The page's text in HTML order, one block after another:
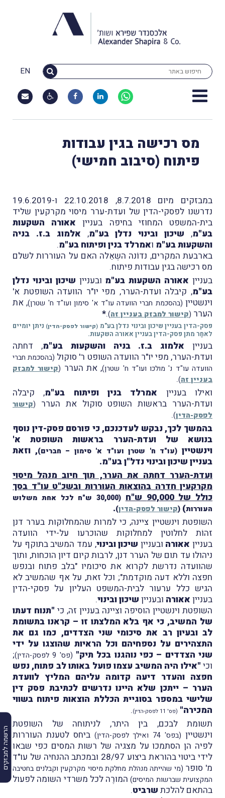
EN
הרשמה למבזקים
מס רכישה בגין עבודות
פיתוח (סיבוב חמישי)
במבזקים מיום 8.7.2018, 22.10.2018 ו-19.6.2019
נדרשנו לפסקי-הדין של ועדת-ערר מיסוי מקרקעין שליד
בית-המשפט המחוזי בחיפה בעניין אאורה השקעות
בע"מ, שיכון ובינוי נדלן בע"מ, אלמוג ב.ז. בניה
והשקעות בע"מ ואמרלד בנין ופיתוח בע"מ.
בארבעת המקרים, נדוֹנה השְאֵלה האם על העוררות לשלם
מס רכישה בגין עבודות פיתוח.
בעניין אאורה השקעות בע"מ ובעניין שיכון ובינוי נדלן
בע"מ, קיבלה ועדת-הערר, מפי יו"ר הוועדה השופטת א'
וינשטיין (בהסכמת חברי הוועדה עו"ד א' סימון ועו"ד ח' שטרן), את
הערר (קישור למבזק בעניין זה)
.
*
פסק-הדין בעניין שיכון ובינוי נדלן בע"מ (קישור לפסק-הדין) ניתן יומיים
לאחַר מתן פסק-הדין בעניין אאורה השקעות.
בעניין אלמוג ב.ז. בניה והשקעות בע"מ, דחתה
ועדת-הערר, מפי יו"ר הוועדה השופט ר' סוקול (בהסכמת חברי
הוועדה עו"ד נ' מולכו ועו"ד ח' שטרן), את הערר (קישור למבזק
בעניין זה)
.
ואילו בעניין אמרלד בנין ופיתוח בע"מ, קיבלה
ועדת-הערר בראשות השופט סוקול את הערר
(קישור
לפסק-הדין)
.
בהמשך לכך, נבקש לעדכנכם, כי פורסם פסק-דין נוסף
בנושא של ועדת-הערר בראשות השופטת א'
וינשטיין (עו"ד ח' שטרן ועו"ד א' סימון – חברים), וזאת
בעניין שיכון ובינוי נדל"ן בע"מ.
ועדת-הערר דחתה את הערר, תוך חיוב מנהל מיסוי
מקרקעין חדרה בהוצאות העוררות ובשכ"ט עו"ד בסך
כולל של 90,000 ש"ח
(30,000 ש"ח לכל אחת משלוש
העוררות)
(קישור לפסק-הדין)
.
השופטת וינשטיין ציינה, כי למרות שהמחלוקות בערר דנן
זהוֹת לחלוטין למחלוקות שהוכרעו על-ידי הוועדה
בעניין אאורה ובעניין שיכון ובינוי, עמד המשיב בתוקף על
ניהולו עד תום של הערר דנן, לרבות קיום דיון הוכחות, ותוך
שהוועדה נדרשת לקרוא את סיכומיו "בלב פתוח ובנפש
חפצה וללא דעה מוקדמת"; וכל זאת, על אף שהמשיב לא
הגיש כלל ערעור לבית-המשפט העליון על פסקי-הדין
בעניין אאורה ובעניין שיכון ובינוי.
השופטת וינשטיין הוסיפה וציינה בעניין זה, כי "תנוח דעתו
של המשיב, כי אף בלא המלצתו זו – קראנו בתשומת
לב ובעיון רב את סיכומי שני הצדדים, כמו גם את
התצהירים על נספחיהם וכל הראיות שהוצגו על ידי
שני הצדדים – כפי נוהגנו בכל תיק" (פס' 9 לפסק-הדין)
;
וכי "אילו היה המשיב עצמו פועל באותו לב פתוח, נפש
חפצה והעדר דיעה קדומה עליהם המליץ לוועדת
הערר – ייתכן שלא היינו נדרשים לכתיבת פסק דין
שלישי במספר בסוגיית הכללת הוצאות פיתוח בשווי
המכירה" (פס' 11 לפסק-הדין)
.
תשומת לבכם, בין היתר, לניתוחה של השופטת
וינשטיין (בפס' 74 ואילך לפסק-הדין)
ביחס לטענת העוררות
לפיה הן הסתמכו על מצגיה של רשות המסים כפי שבאו
לידי ביטוי בהוראת ביצוע 28/97 ובמכתב ההנחיה של עו"ד
מ' סופר (מי שהייתה מנהלת מחלקת מיסוי מקרקעין וקבלנים בחטיבה
המקצועית שברשות המיסים)המורֶה לכל משרדי השומה לפעול
בהתאם להלכת שרביט.